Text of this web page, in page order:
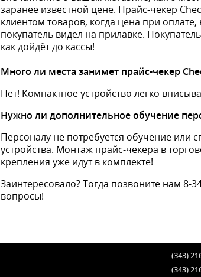
заранее известной цене. Прайс-чекер
клиентом товаров, когда цена при
покупатель видел на прилавке.
как дойдёт до кассы!
Много ли места занимет прайс-чекер
Нет! Компактное устройство легко
Нужно ли дополнительное обучение
Персоналу не потребуется обучение
устройства. Монтаж прайс-чекера в
крепления уже идут в комплекте!
Заинтересовало? Тогда позвоните нам 8-
вопросы!
(343)
(343)